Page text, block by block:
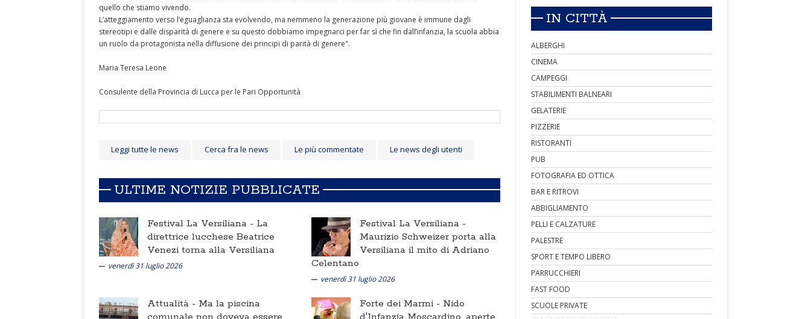
quello che stiamo vivendo.
L’atteggiamento verso l’eguaglianza sta evolvendo, ma nemmeno la generazione più giovane è immune dagli
stereotipi e dalle disparità di genere e su questo dobbiamo impegnarci per far sì che fin dall’infanzia, la scuola abbia
un ruolo da protagonista nella diffusione dei principi di parità di genere".
Maria Teresa Leone
Consulente della Provincia di Lucca per le Pari Opportunità
Leggi tutte le news Cerca fra le news Le più commentate Le news degli utenti
ULTIME NOTIZIE PUBBLICATE
Festival La Versiliana - La
direttrice lucchese Beatrice
Venezi torna alla Versiliana
venerdì 31 luglio 2026
Festival La Versiliana -
Maurizio Schweizer porta alla
Versiliana il mito di Adriano
Celentano
venerdì 31 luglio 2026
Attualità - Ma la piscina
Forte dei Marmi - Nido
IN CITTÀ
ALBERGHI
CINEMA
CAMPEGGI
STABILIMENTI BALNEARI
GELATERIE
PIZZERIE
RISTORANTI
PUB
FOTOGRAFIA ED OTTICA
BAR E RITROVI
ABBIGLIAMENTO
PELLI E CALZATURE
PALESTRE
SPORT E TEMPO LIBERO
PARRUCCHIERI
FAST FOOD
SCUOLE PRIVATE